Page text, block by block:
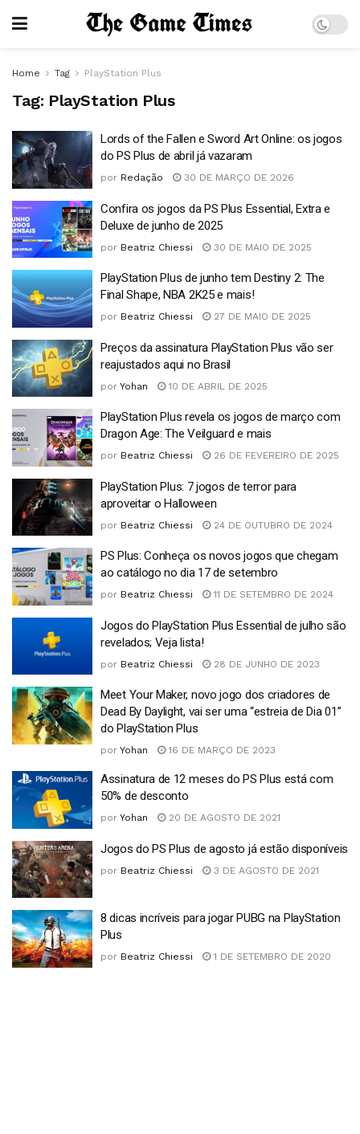
Home Tag PlayStation Plus
Tag: PlayStation Plus
Lords of the Fallen e Sword Art Online: os jogos
do PS Plus de abril já vazaram
por Redação 30 DE MARÇO DE 2026
Confira os jogos da PS Plus Essential, Extra e
Deluxe de junho de 2025
por Beatriz Chiessi 30 DE MAIO DE 2025
PlayStation Plus de junho tem Destiny 2: The
Final Shape, NBA 2K25 e mais!
por Beatriz Chiessi 27 DE MAIO DE 2025
Preços da assinatura PlayStation Plus vão ser
reajustados aqui no Brasil
por Yohan 10 DE ABRIL DE 2025
PlayStation Plus revela os jogos de março com
Dragon Age: The Veilguard e mais
por Beatriz Chiessi 26 DE FEVEREIRO DE 2025
PlayStation Plus: 7 jogos de terror para
aproveitar o Halloween
por Beatriz Chiessi 24 DE OUTUBRO DE 2024
PS Plus: Conheça os novos jogos que chegam
ao catálogo no dia 17 de setembro
por Beatriz Chiessi 11 DE SETEMBRO DE 2024
Jogos do PlayStation Plus Essential de julho são
revelados; Veja lista!
por Beatriz Chiessi 28 DE JUNHO DE 2023
Meet Your Maker, novo jogo dos criadores de
Dead By Daylight, vai ser uma “estreia de Dia 01”
do PlayStation Plus
por Yohan 16 DE MARÇO DE 2023
Assinatura de 12 meses do PS Plus está com
50% de desconto
por Yohan 20 DE AGOSTO DE 2021
Jogos do PS Plus de agosto já estão disponíveis
por Beatriz Chiessi 3 DE AGOSTO DE 2021
8 dicas incríveis para jogar PUBG na PlayStation
Plus
por Beatriz Chiessi 1 DE SETEMBRO DE 2020